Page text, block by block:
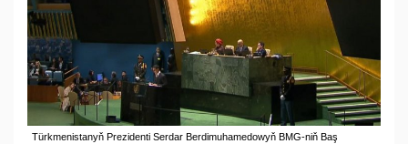
Türkmenistanyň Prezidenti Serdar Berdimuhamedowyň BMG-niň Baş